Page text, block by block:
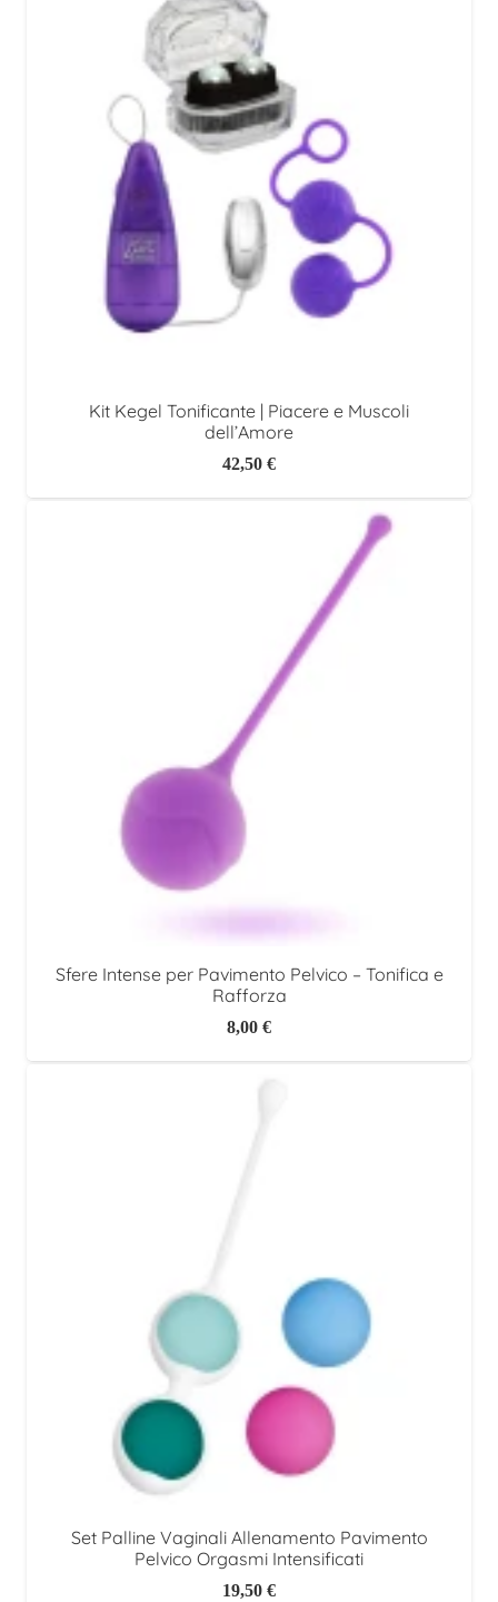
Kit Kegel Tonificante | Piacere e Muscoli
dell’Amore
42,50 €
Sfere Intense per Pavimento Pelvico – Tonifica e
Rafforza
8,00 €
Set Palline Vaginali Allenamento Pavimento
Pelvico Orgasmi Intensificati
19,50 €